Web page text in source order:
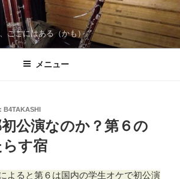
ここにはある（かも）。
メニュー
B4TAKASHI
公演なのか？第６の
す宿
よると第６は国内の学生オケで初公演